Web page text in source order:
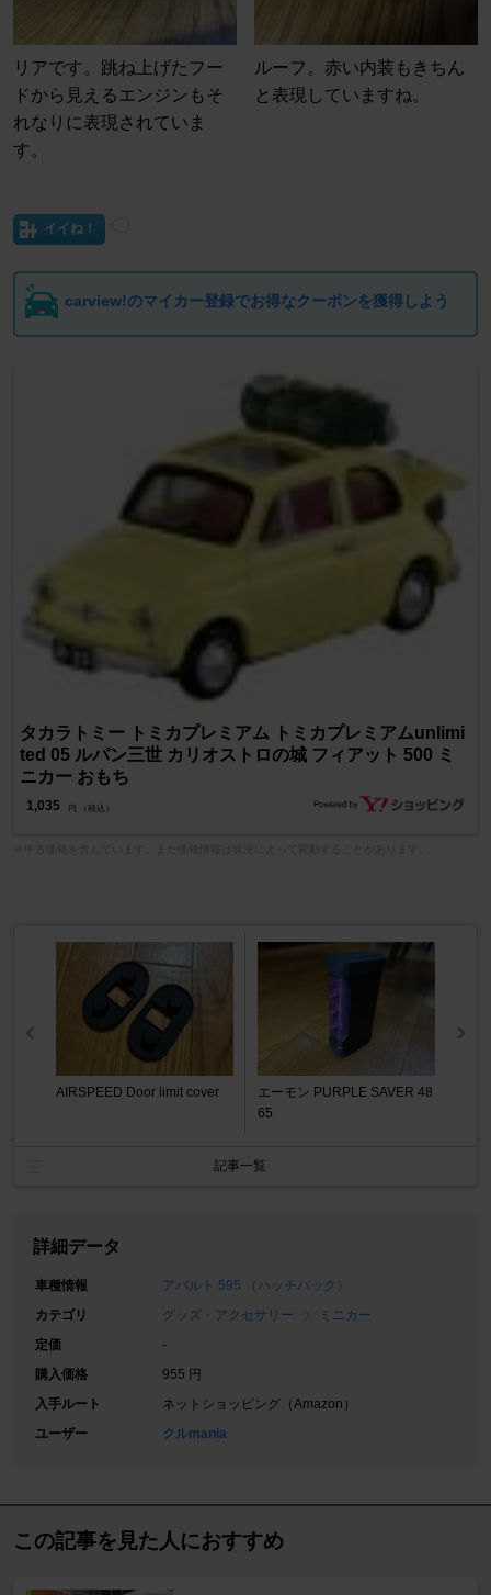
リアです。跳ね上げたフー
ドから見えるエンジンもそ
れなりに表現されていま
す。
ルーフ。赤い内装もきちん
と表現していますね。
イイね！
carview!のマイカー登録でお得なクーポンを獲得しよう
タカラトミー トミカプレミアム トミカプレミアムunlimi
ted 05 ルパン三世 カリオストロの城 フィアット 500 ミ
ニカー おもち
1,035 円 （税込）
AIRSPEED Door limit cover
エーモン PURPLE SAVER 48
65
記事一覧
詳細データ
車種情報
アバルト 595 （ハッチバック）
カテゴリ
グッズ・アクセサリー
ミニカー
定価
-
購入価格
955 円
入手ルート
ネットショッピング（Amazon）
ユーザー
クルmania
この記事を見た人におすすめ